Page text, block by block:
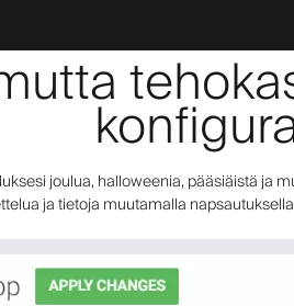
joulua, halloweenia, pääsiäistä ja
ja tietoja muutamalla